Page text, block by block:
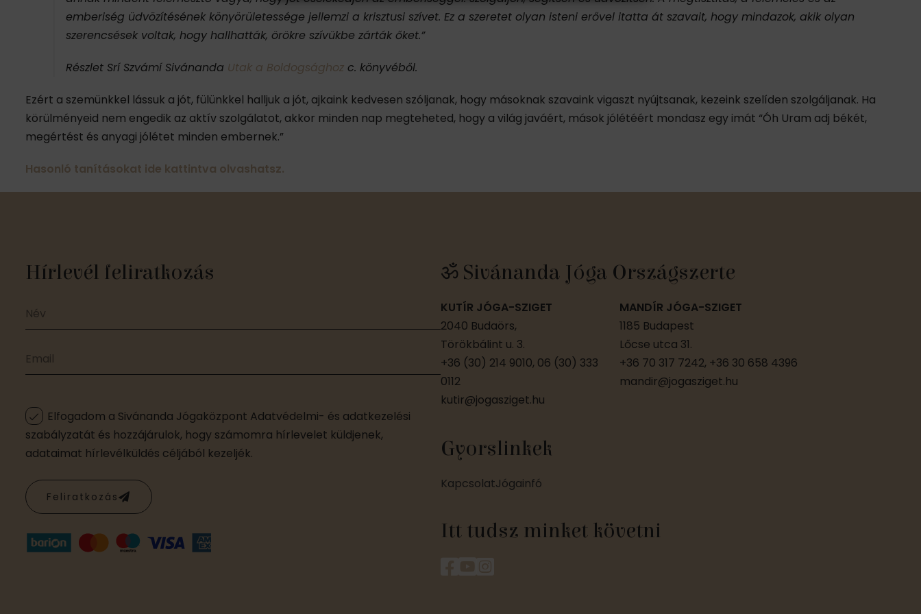
emberiség üdvözítésének könyörületessége jellemzi a krisztusi szívet. Ez a szeretet olyan isteni erővel itatta át szavait, hogy mindazok, akik olyan
szerencsések voltak, hogy hallhatták, örökre szívükbe zárták őket.”
Részlet Srí Szvámí Sivánanda Utak a Boldogsághoz c. könyvéből.
Ezért a szemünkkel lássuk a jót, fülünkkel halljuk a jót, ajkaink kedvesen szóljanak, hogy másoknak szavaink vigaszt nyújtsanak, kezeink szelíden szolgáljanak. Ha
körülményeid nem engedik az aktív szolgálatot, akkor minden nap megteheted, hogy a világ javáért, mások jólétéért mondasz egy imát “Óh Uram adj békét,
megértést és anyagi jólétet minden embernek.”
Hasonló tanításokat ide kattintva olvashatsz.
Hírlevél feliratkozás
Elfogadom a Sivánanda Jógaközpont Adatvédelmi- és adatkezelési
szabályzatát és hozzájárulok, hogy számomra hírlevelet küldjenek,
adataimat hírlevélküldés céljából kezeljék.
Feliratkozás
ॐ Sivánanda Jóga Országszerte
KUTÍR JÓGA-SZIGET
2040 Budaörs,
Törökbálint u. 3.
+36 (30) 214 9010, 06 (30) 333
0112
kutir@jogasziget.hu
MANDÍR JÓGA-SZIGET
1185 Budapest
Lőcse utca 31.
+36 70 317 7242, +36 30 658 4396
mandir@jogasziget.hu
Gyorslinkek
KapcsolatJógainfó
Itt tudsz minket követni